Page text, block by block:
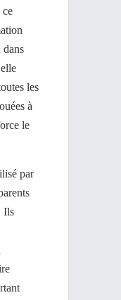
ce
dans
les
à
le
par
Ils